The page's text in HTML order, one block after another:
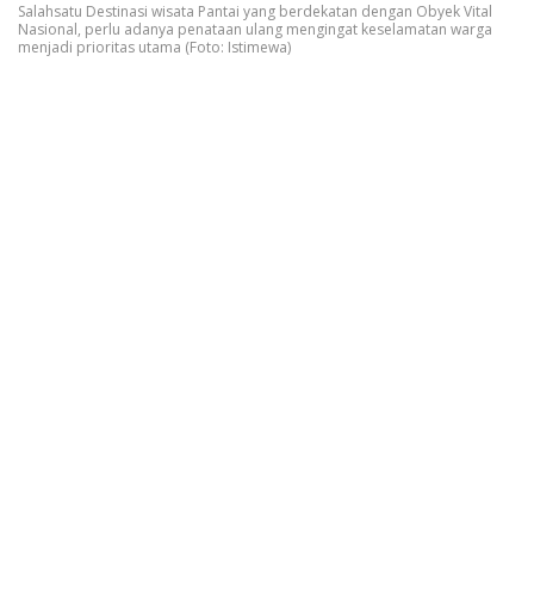
Salahsatu Destinasi wisata Pantai yang berdekatan dengan Obyek Vital
Nasional, perlu adanya penataan ulang mengingat keselamatan warga
menjadi prioritas utama (Foto: Istimewa)